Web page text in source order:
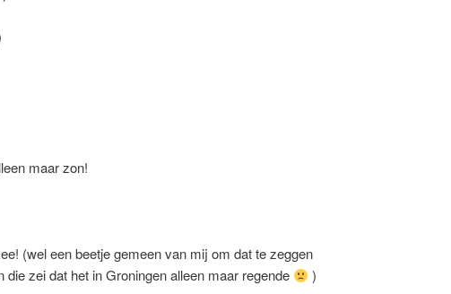
maar zon!
(wel een beetje gemeen van mij om dat te zeggen
zei dat het in Groningen alleen maar regende
)